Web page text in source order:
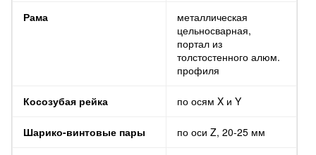
Рама
металлическая
цельносварная,
портал из
толстостенного алюм.
профиля
Косозубая рейка по осям X и Y
Шарико-винтовые пары по оси Z, 20-25 мм